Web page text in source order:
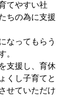
てやすい社
ちの為に支援
なってもらう
。
支援し、育休
くし子育てと
せていただけ